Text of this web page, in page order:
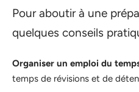
Pour aboutir à une
quelques conseils
Organiser un emploi du
temps de révisions et de